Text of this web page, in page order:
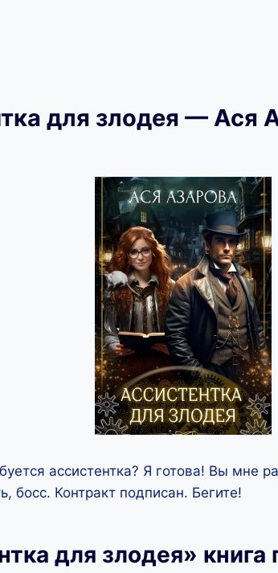
для злодея — Ася
ассистентка? Я готова! Вы мне
босс. Контракт подписан. Бегите!
для злодея» книга